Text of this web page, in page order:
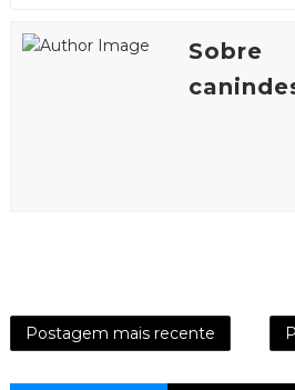
Sobre
Postagem mais recente